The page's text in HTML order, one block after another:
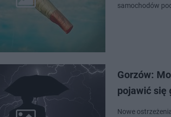
samochodów
Gorzów:
pojawić się
Nowe